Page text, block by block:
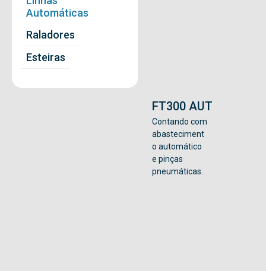
Automáticas
Raladores
Esteiras
FT300 AUT
Contando com
abasteciment
o automático
e pinças
pneumáticas.